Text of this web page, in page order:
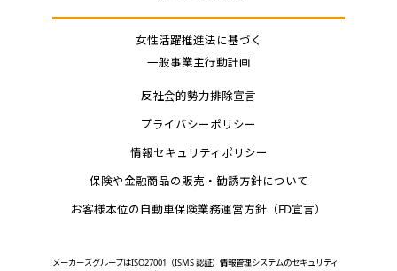
女性活躍推進法に基づく
一般事業主行動計画
反社会的勢力排除宣言
プライバシーポリシー
情報セキュリティポリシー
保険や金融商品の販売・勧誘方針について
お客様本位の自動車保険業務運営方針（FD宣言）
メーカーズグループはISO27001（ISMS 認証）情報管理システムのセキュリティ